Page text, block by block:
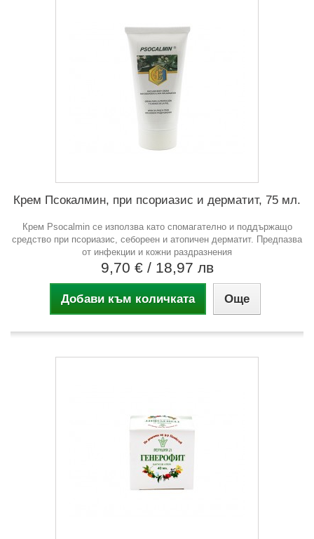
Крем Псокалмин, при псориазис и дерматит, 75 мл.
Крем Psocalmin се използва като спомагателно и поддържащо
средство при псориазис, себореен и атопичен дерматит. Предпазва
от инфекции и кожни раздразнения
9,70 € / 18,97 лв
Добави към количката Още